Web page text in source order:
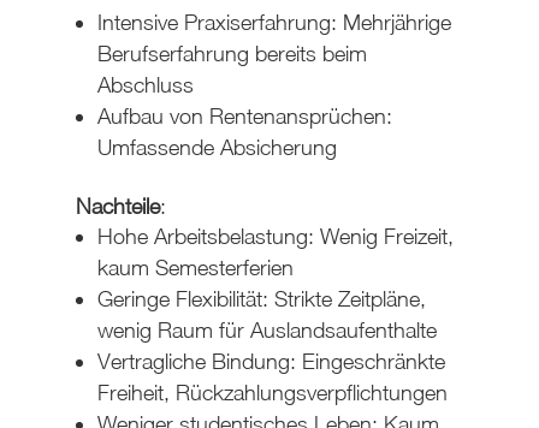
Intensive Praxiserfahrung: Mehrjährige
Berufserfahrung bereits beim
Abschluss
Aufbau von Rentenansprüchen:
Umfassende Absicherung
Nachteile:
Hohe Arbeitsbelastung: Wenig Freizeit,
kaum Semesterferien
Geringe Flexibilität: Strikte Zeitpläne,
wenig Raum für Auslandsaufenthalte
Vertragliche Bindung: Eingeschränkte
Freiheit, Rückzahlungsverpflichtungen